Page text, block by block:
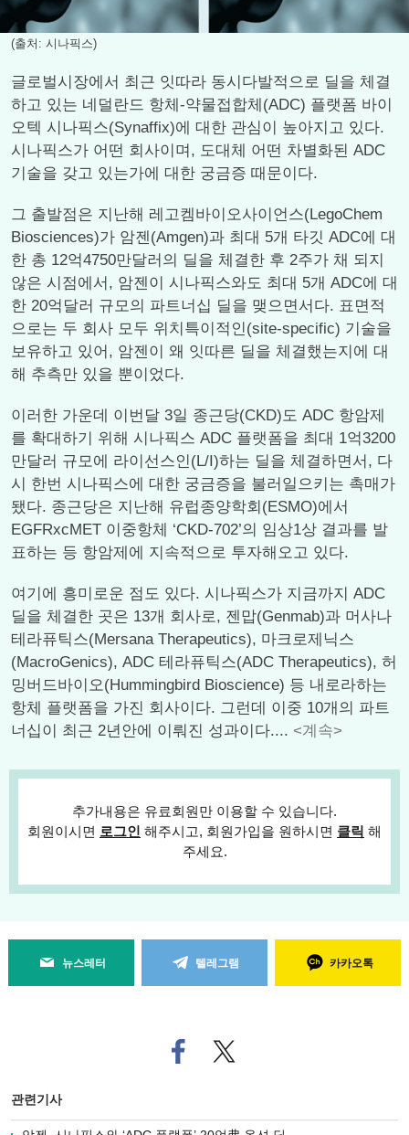
(출처: 시나픽스)
글로벌시장에서 최근 잇따라 동시다발적으로 딜을 체결
하고 있는 네덜란드 항체-약물접합체(ADC) 플랫폼 바이
오텍 시나픽스(Synaffix)에 대한 관심이 높아지고 있다.
시나픽스가 어떤 회사이며, 도대체 어떤 차별화된 ADC
기술을 갖고 있는가에 대한 궁금증 때문이다.
그 출발점은 지난해 레고켐바이오사이언스(LegoChem
Biosciences)가 암젠(Amgen)과 최대 5개 타깃 ADC에 대
한 총 12억4750만달러의 딜을 체결한 후 2주가 채 되지
않은 시점에서, 암젠이 시나픽스와도 최대 5개 ADC에 대
한 20억달러 규모의 파트너십 딜을 맺으면서다. 표면적
으로는 두 회사 모두 위치특이적인(site-specific) 기술을
보유하고 있어, 암젠이 왜 잇따른 딜을 체결했는지에 대
해 추측만 있을 뿐이었다.
이러한 가운데 이번달 3일 종근당(CKD)도 ADC 항암제
를 확대하기 위해 시나픽스 ADC 플랫폼을 최대 1억3200
만달러 규모에 라이선스인(L/I)하는 딜을 체결하면서, 다
시 한번 시나픽스에 대한 궁금증을 불러일으키는 촉매가
됐다. 종근당은 지난해 유럽종양학회(ESMO)에서
EGFRxcMET 이중항체 ‘CKD-702’의 임상1상 결과를 발
표하는 등 항암제에 지속적으로 투자해오고 있다.
여기에 흥미로운 점도 있다. 시나픽스가 지금까지 ADC
딜을 체결한 곳은 13개 회사로, 젠맙(Genmab)과 머사나
테라퓨틱스(Mersana Therapeutics), 마크로제닉스
(MacroGenics), ADC 테라퓨틱스(ADC Therapeutics), 허
밍버드바이오(Hummingbird Bioscience) 등 내로라하는
항체 플랫폼을 가진 회사이다. 그런데 이중 10개의 파트
너십이 최근 2년안에 이뤄진 성과이다.... <계속>
추가내용은 유료회원만 이용할 수 있습니다.
회원이시면 로그인 해주시고, 회원가입을 원하시면 클릭 해
주세요.
뉴스레터 텔레그램 카카오톡
페
이
로
트위
터로
관련기사